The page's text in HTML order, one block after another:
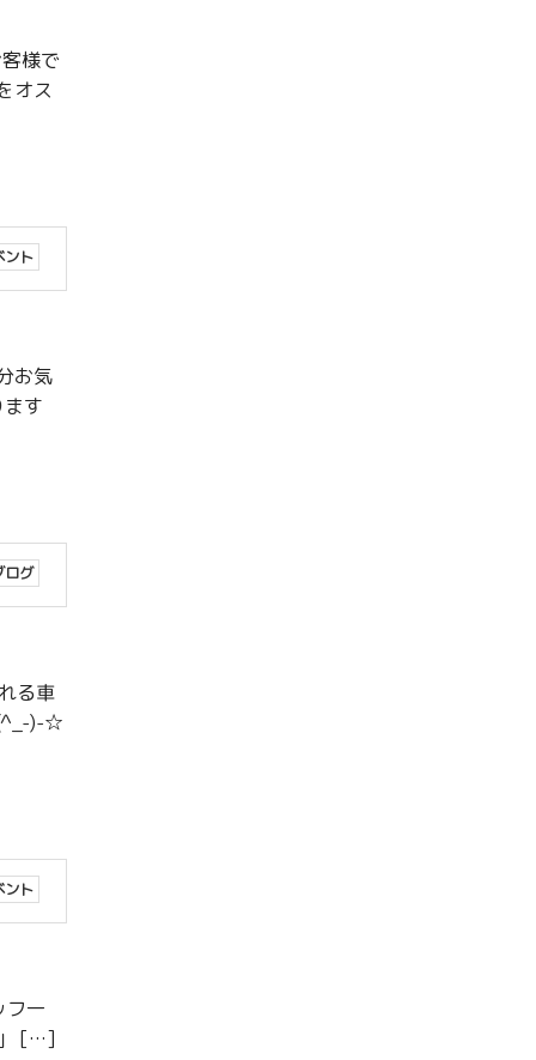
様で
オス
ント
お気
す
ログ
る車
(^_-)-☆
ント
フ一
」 […]